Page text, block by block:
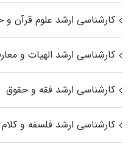
کارشناسی ارشد علوم قرآن
کارشناسی ارشد الهیات و
کارشناسی ارشد فقه و حقوق
کارشناسی ارشد فلسفه و